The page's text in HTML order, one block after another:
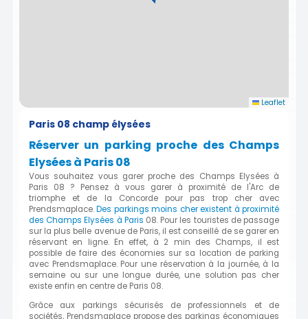
Leaflet
Paris 08 champ élysées
Réserver un parking proche des Champs
Elysées à Paris 08
Vous souhaitez vous garer proche des Champs Elysées à
Paris 08 ? Pensez à vous garer à proximité de l'Arc de
triomphe et de la Concorde pour pas trop cher avec
Prendsmaplace.Des parkings moins cher existent à proximité
des Champs Elysées à Paris 08. Pour les touristes de passage
sur la plus belle avenue de Paris, il est conseillé de se garer en
réservant en ligne. En effet, à 2 min des Champs, il est
possible de faire des économies sur sa location de parking
avec Prendsmaplace. Pour une réservation à la journée, à la
semaine ou sur une longue durée, une solution pas cher
existe enfin en centre de Paris 08.
Grâce aux parkings sécurisés de professionnels et de
sociétés, Prendsmaplace propose des parkings économiques